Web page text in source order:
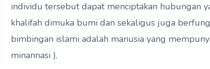
individu tersebut dapat menciptakan hubungan
khalifah dimuka bumi dan sekaligus juga
bimbingan islami adalah manusia yang
minannasi ).